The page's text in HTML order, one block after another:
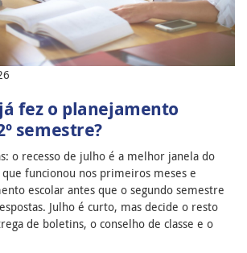
fez o planejamento
semestre?
o recesso de julho é a melhor janela do
funcionou nos primeiros meses e
escolar antes que o segundo semestre
Julho é curto, mas decide o resto
de boletins, o conselho de classe e o